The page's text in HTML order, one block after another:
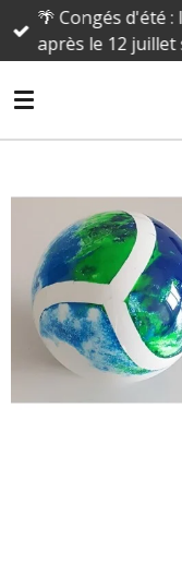
Passer
principal
🌴 Congés d'été
après le 12